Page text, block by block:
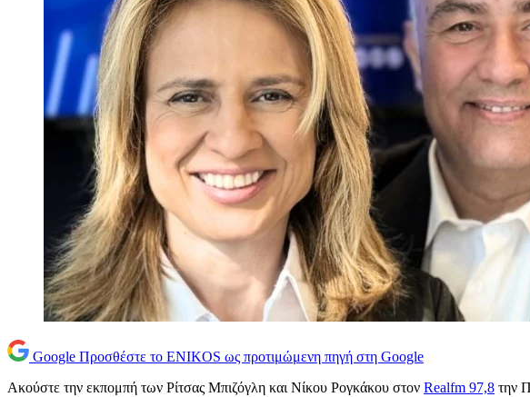
Google Προσθέστε το ENIKOS ως προτιμώμενη πηγή στη Google
Ακούστε την εκπομπή των Ρίτσας Μπιζόγλη και Νίκου Ρογκάκου στον Realfm 97,8 την